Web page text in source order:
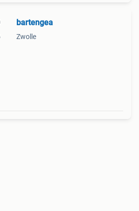
bartengea
Zwolle